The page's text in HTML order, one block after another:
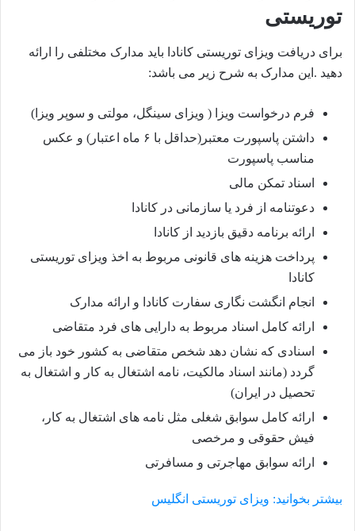
توریستی
برای دریافت ویزای توریستی کانادا باید مدارک مختلفی را ارائه
دهید .این مدارک به شرح زیر می باشد:
فرم درخواست ویزا ( ویزای سینگل، مولتی و سوپر ویزا)
داشتن پاسپورت معتبر(حداقل با ۶ ماه اعتبار​) و عکس
مناسب پاسپورت
اسناد تمکن مالی​
دعوتنامه از فرد یا سازمانی در کانادا
ارائه برنامه دقیق بازدید از کانادا
پرداخت هزینه های قانونی مربوط به اخذ ویزای توریستی
کانادا​
انجام انگشت نگاری سفارت کانادا و ارائه مدارک​
ارائه کامل اسناد مربوط به دارایی های فرد متقاضی​
اسنادی که نشان دهد شخص متقاضی به کشور خود باز می
گردد (مانند اسناد مالکیت، نامه اشتغال به کار و اشتغال به
تحصیل در ایران)​
ارائه کامل سوابق شغلی مثل نامه های اشتغال به کار،
فیش حقوقی و مرخصی​
ارائه سوابق مهاجرتی و مسافرتی
بیشتر بخوانید: ویزای توریستی انگلیس